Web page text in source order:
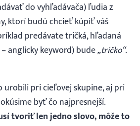
do vyhľadávača) ľudia z
ktorí budú chcieť kúpiť váš
predávate tričká, hľadaná
anglicky keyword) bude„tričko“.
urobili pri cieľovej skupine, aj pri
byť čo najpresnejší.
tvoriť len jedno slovo, môže to